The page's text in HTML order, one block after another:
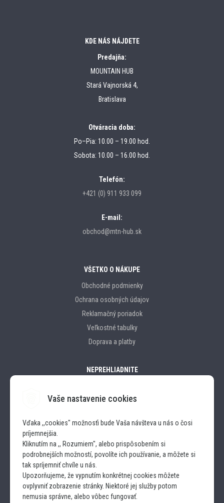
Vaše nastavenie cookies
Vďaka ,,cookies" možnosťi bude Vaša návšteva u nás o čosi
príjemnejšia.
Kliknutím na ,, Rozumiem", alebo prispôsobením si
podrobnejších možností, povolíte ich používanie, a môžete si
tak spríjemniť chvíle u nás.
Upozorňujeme, že vypnutím konkrétnej cookies môžete
ovplyvniť zobrazenie stránky. Niektoré jej služby potom
nemusia správne, alebo vôbec fungovať.
KDE NÁS NÁJDETE
Predajňa:
MOUNTAIN HUB
Stará Vajnorská 4,
Bratislava
Otváracia doba:
Po–Pia: 10.00 – 19.00 hod.
Sobota: 10.00 – 16.00 hod.
Telefón:
+421 (0) 911 933 099
E-mail:
obchod@mtn-hub.sk
VŠETKO O NÁKUPE
Obchodné podmienky
Ochrana osobných údajov
Reklamačný poriadok
Veľkostné tabulky
Doprava a platby
NEPREHLIADNITE
INSTAGRAM
FACEBOOK